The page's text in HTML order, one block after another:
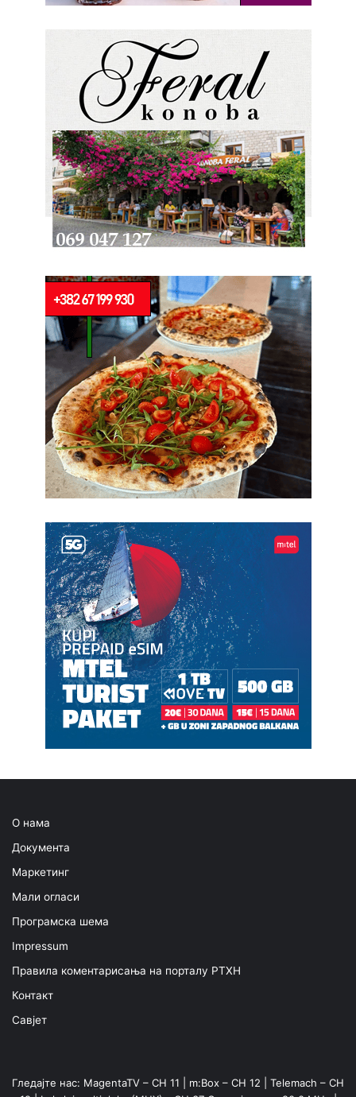
О нама
Документа
Маркетинг
Мали огласи
Програмска шема
Impressum
Правила коментарисања на порталу РТХН
Контакт
Савјет
Гледајте нас: MagentaTV – CH 11 | m:Box – CH 12 | Telemach – CH